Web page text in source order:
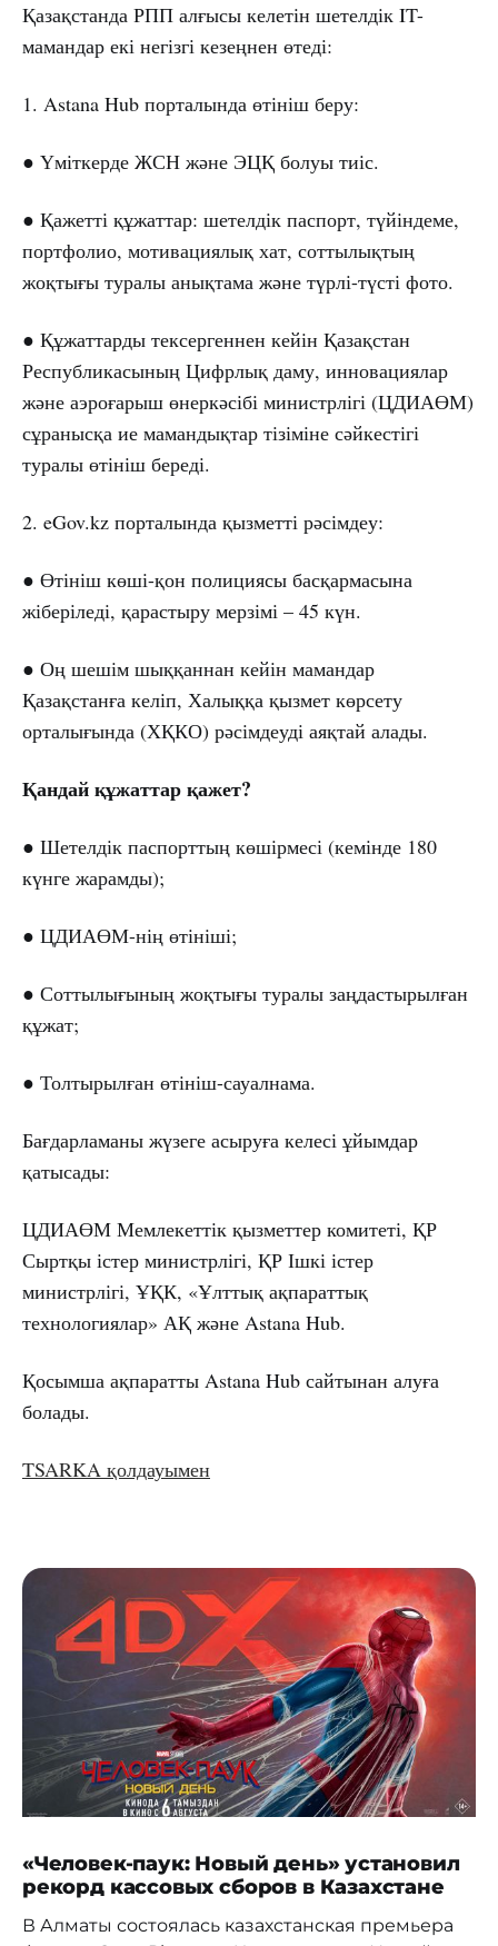
Қазақстанда РПП алғысы келетін шетелдік IT-
мамандар екі негізгі кезеңнен өтеді:
1. Astana Hub порталында өтініш беру:
● Үміткерде ЖСН және ЭЦҚ болуы тиіс.
● Қажетті құжаттар: шетелдік паспорт, түйіндеме,
портфолио, мотивациялық хат, соттылықтың
жоқтығы туралы анықтама және түрлі-түсті фото.
● Құжаттарды тексергеннен кейін Қазақстан
Республикасының Цифрлық даму, инновациялар
және аэроғарыш өнеркәсібі министрлігі (ЦДИАӨМ)
сұранысқа ие мамандықтар тізіміне сәйкестігі
туралы өтініш береді.
2. eGov.kz порталында қызметті рәсімдеу:
● Өтініш көші-қон полициясы басқармасына
жіберіледі, қарастыру мерзімі – 45 күн.
● Оң шешім шыққаннан кейін мамандар
Қазақстанға келіп, Халыққа қызмет көрсету
орталығында (ХҚКО) рәсімдеуді аяқтай алады.
Қандай құжаттар қажет?
● Шетелдік паспорттың көшірмесі (кемінде 180
күнге жарамды);
● ЦДИАӨМ-нің өтініші;
● Соттылығының жоқтығы туралы заңдастырылған
құжат;
● Толтырылған өтініш-сауалнама.
Бағдарламаны жүзеге асыруға келесі ұйымдар
қатысады:
ЦДИАӨМ Мемлекеттік қызметтер комитеті, ҚР
Сыртқы істер министрлігі, ҚР Ішкі істер
министрлігі, ҰҚК, «Ұлттық ақпараттық
технологиялар» АҚ және Astana Hub.
Қосымша ақпаратты Astana Hub сайтынан алуға
болады.
TSARKA қолдауымен
«Человек-паук: Новый день» установил
рекорд кассовых сборов в Казахстане
В Алматы состоялась казахстанская премьера